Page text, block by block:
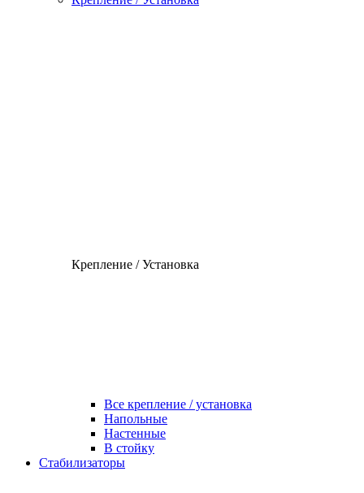
Крепление / Установка
Все крепление / установка
Напольные
Настенные
В стойку
Стабилизаторы